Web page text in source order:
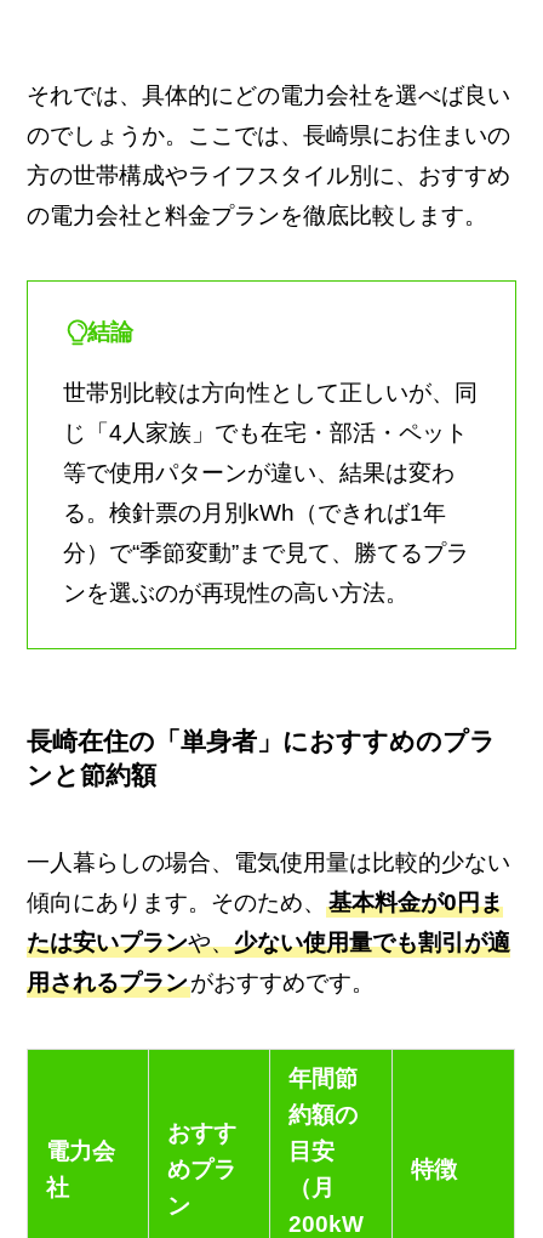
それでは、具体的にどの電力会社を選べば良い
のでしょうか。ここでは、長崎県にお住まいの
方の世帯構成やライフスタイル別に、おすすめ
の電力会社と料金プランを徹底比較します。
結論
世帯別比較は方向性として正しいが、同
じ「4人家族」でも在宅・部活・ペット
等で使用パターンが違い、結果は変わ
る。検針票の月別kWh（できれば1年
分）で“季節変動”まで見て、勝てるプラ
ンを選ぶのが再現性の高い方法。
長崎在住の「単身者」におすすめのプラ
ンと節約額
一人暮らしの場合、電気使用量は比較的少ない
傾向にあります。そのため、基本料金が0円ま
たは安いプランや、少ない使用量でも割引が適
用されるプランがおすすめです。
電力会
社
おすす
めプラ
ン
年間節
約額の
目安
（月
200kW
特徴